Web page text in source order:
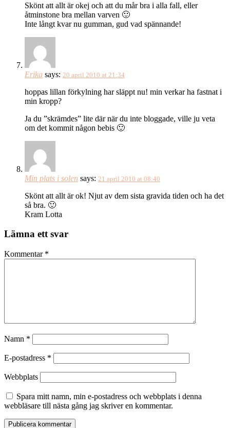
Skönt att allt är okej och att du mår bra i alla fall, eller
åtminstone bra mellan varven 🙂
Inte långt kvar nu gumman, gud vad spännande!
Erika says: 20 april 2010 at 21:34
hoppas lillan förkylning har släppt nu! min verkar ha fastnat i
min kropp?
Ja du ”skrämdes” lite där när du inte bloggade, ville ju veta
om det kommit någon bebis 🙂
Min plats i solen says: 21 april 2010 at 08:40
Skönt att allt är ok! Njut av dem sista gravida tiden och ha det
så bra. 🙂
Kram Lotta
Lämna ett svar
Kommentar *
Namn *
E-postadress *
Webbplats
Spara mitt namn, min e-postadress och webbplats i denna
webbläsare till nästa gång jag skriver en kommentar.